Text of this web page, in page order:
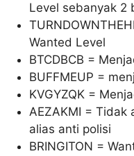
Level sebanyak 2
Wanted Level
BTCDBCB =
BUFFMEUP =
KVGYZQK =
AEZAKMI = Tidak
alias anti polisi
BRINGITON =